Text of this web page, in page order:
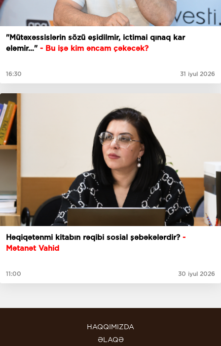
"Mütəxəssislərin sözü eşidilmir, ictimai qınaq kar
eləmir…" - Bu işə kim əncam çəkəcək?
16:30 31 iyul 2026
Həqiqətənmi kitabın rəqibi sosial şəbəkələrdir? -
Mətanət Vahid
11:00 30 iyul 2026
HAQQIMIZDA
ƏLAQƏ